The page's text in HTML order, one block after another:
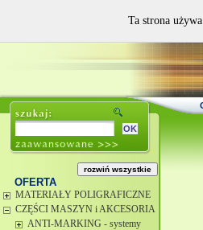
OFERTA
MATERIAŁY POLIGRAFICZNE
CZĘŚCI MASZYN i AKCESORIA
ANTI-MARKING - systemy
Ta strona